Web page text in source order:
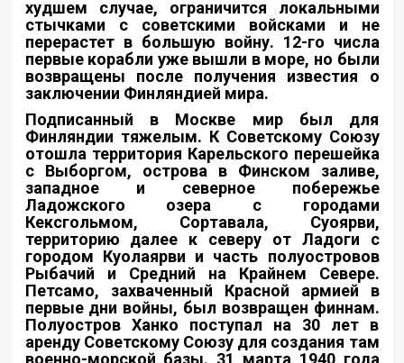
худшем случае, ограничится локальными
стычками с советскими войсками и не
перерастет в большую войну. 12-го числа
первые корабли уже вышли в море, но были
возвращены после получения известия о
заключении Финляндией мира.
Подписанный в Москве мир был для
Финляндии тяжелым. К Советскому Союзу
отошла территория Карельского перешейка
с Выборгом, острова в Финском заливе,
западное и северное побережье
Ладожского озера с городами
Кексгольмом, Сортавала, Суоярви,
территорию далее к северу от Ладоги с
городом Куолаярви и часть полуостровов
Рыбачий и Средний на Крайнем Севере.
Петсамо, захваченный Красной армией в
первые дни войны, был возвращен финнам.
Полуостров Ханко поступал на 30 лет в
аренду Советскому Союзу для создания там
военно-морской базы. 31 марта 1940 года